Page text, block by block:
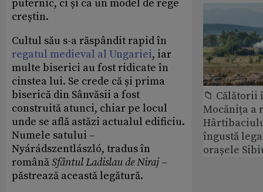
puternic, ci și ca un model de rege
creștin.
Cultul său s-a răspândit rapid în
regatul medieval al Ungariei, iar
multe biserici au fost ridicate în
cinstea lui. Se crede că și prima
biserică din Sânvăsii a fost
construită atunci, chiar pe locul
unde se află astăzi actualul edificiu.
Numele satului –
Nyárádszentlászló, tradus în
românăSfântul Ladislau de Niraj –
păstrează această legătură.
📁 Călătorii
Mocănița a
îngustă
orașele